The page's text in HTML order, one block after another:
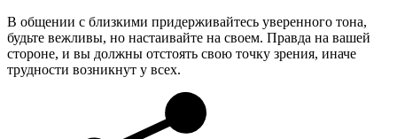
В общении с близкими придерживайтесь уверенного тона,
будьте вежливы, но настаивайте на своем. Правда на вашей
стороне, и вы должны отстоять свою точку зрения, иначе
трудности возникнут у всех.